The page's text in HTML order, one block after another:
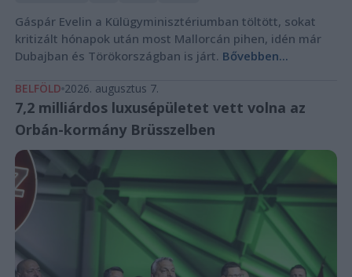
Gáspár Evelin a Külügyminisztériumban töltött, sokat
kritizált hónapok után most Mallorcán pihen, idén már
Dubajban és Törökországban is járt. Bővebben...
BELFÖLD 2026. augusztus 7.
7,2 milliárdos luxusépületet vett volna az
Orbán-kormány Brüsszelben